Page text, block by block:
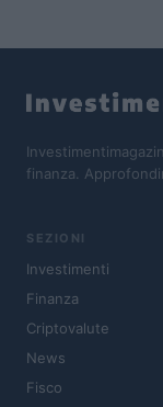
finanza.
SEZIONI
Investimenti
Finanza
Criptovalute
News
Fisco